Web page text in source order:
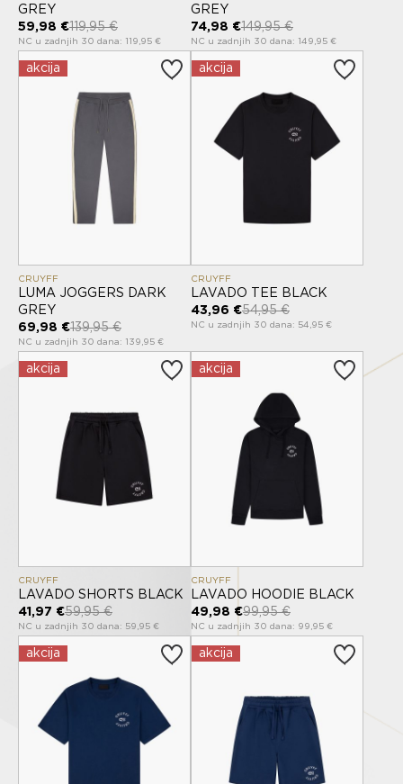
GREY
59,98 €119,95 €
NC u zadnjih 30 dana: 119,95 €
GREY
74,98 €149,95 €
NC u zadnjih 30 dana: 149,95 €
akcija
CRUYFF
LUMA JOGGERS DARK
GREY
69,98 €139,95 €
NC u zadnjih 30 dana: 139,95 €
akcija
CRUYFF
LAVADO TEE BLACK
43,96 €54,95 €
NC u zadnjih 30 dana: 54,95 €
akcija
CRUYFF
LAVADO SHORTS BLACK
41,97 €59,95 €
NC u zadnjih 30 dana: 59,95 €
akcija
CRUYFF
LAVADO HOODIE BLACK
49,98 €99,95 €
NC u zadnjih 30 dana: 99,95 €
akcija akcija